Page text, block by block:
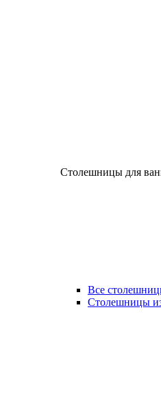
Столешницы для
Все
Столешницы